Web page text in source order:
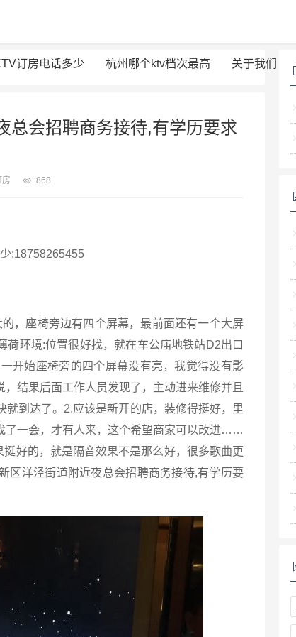
订房电话多少 杭州哪个ktv档次最高 关于我们
总会招聘商务接待,有学历要求
房 868
:18758265455
座椅旁边有四个屏幕，最前面还有一个大屏
环境:位置很好找，就在车公庙地铁站D2出口
开始座椅旁的四个屏幕没有亮，我觉得没有影
结果后面工作人员发现了，主动进来维修并且
到达了。2.应该是新开的店，装修得挺好，里
了一会，才有人来，这个希望商家可以改进……
好的，就是隔音效果不是那么好，很多歌曲更
区洋泾街道附近夜总会招聘商务接待,有学历要